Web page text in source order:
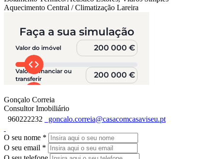
Aquecimento Central / Climatização Lareira
Gonçalo Correia
Consultor Imobiliário
960222232
goncalo.correia@casacomcasaviseu.pt
O seu nome *
O seu email *